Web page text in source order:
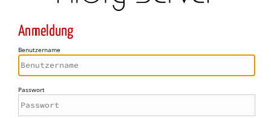
Anmeldung
Benutzername
Passwort